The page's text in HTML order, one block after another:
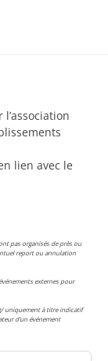
lien avec le
pas organisés de près ou
report ou annulation
externes pour
uniquement à titre indicatif
d’un événement